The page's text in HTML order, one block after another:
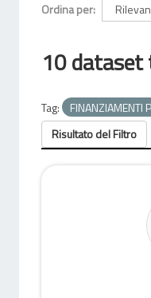
Ordina per
10
Tag:
FINANZIAMENTI
Risultato del Filtro